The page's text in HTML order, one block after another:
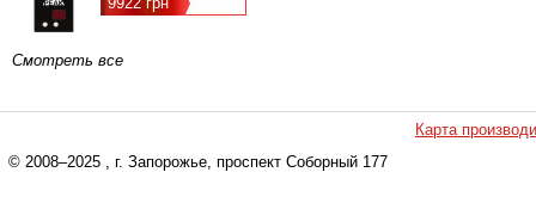
Смотреть все
Карта
© 2008–2025 , г. Запорожье, проспект Соборный 177